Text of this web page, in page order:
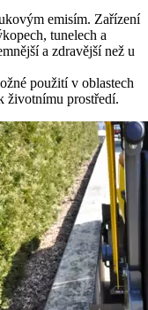
emisím. Zařízení
tunelech a
a zdravější než u
použití v oblastech
životnímu prostředí.